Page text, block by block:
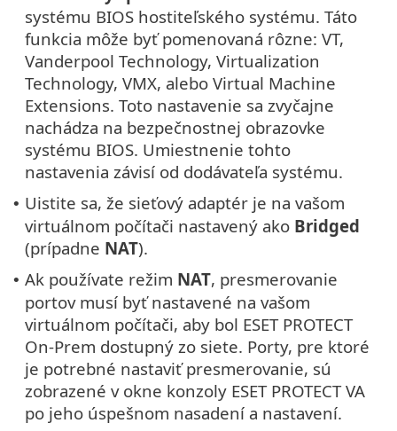
systému BIOS hostiteľského systému. Táto
funkcia môže byť pomenovaná rôzne: VT,
Vanderpool Technology, Virtualization
Technology, VMX, alebo Virtual Machine
Extensions. Toto nastavenie sa zvyčajne
nachádza na bezpečnostnej obrazovke
systému BIOS. Umiestnenie tohto
nastavenia závisí od dodávateľa systému.
• Uistite sa, že sieťový adaptér je na vašom
virtuálnom počítači nastavený ako Bridged
(prípadne NAT).
• Ak používate režim NAT, presmerovanie
portov musí byť nastavené na vašom
virtuálnom počítači, aby bol ESET PROTECT
On-Prem dostupný zo siete. Porty, pre ktoré
je potrebné nastaviť presmerovanie, sú
zobrazené v okne konzoly ESET PROTECT VA
po jeho úspešnom nasadení a nastavení.